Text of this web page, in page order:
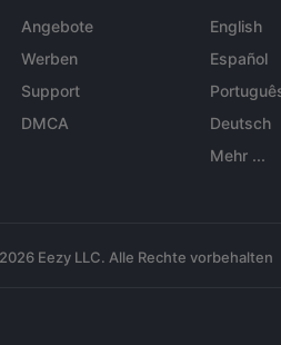
Angebote
Werben
Support
DMCA
English
Español
Deutsch
Mehr ...
Eezy LLC. Alle Rechte vorbehalten